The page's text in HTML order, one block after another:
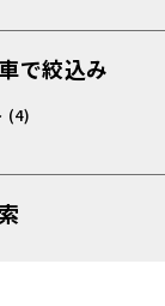
で絞込み
(4)